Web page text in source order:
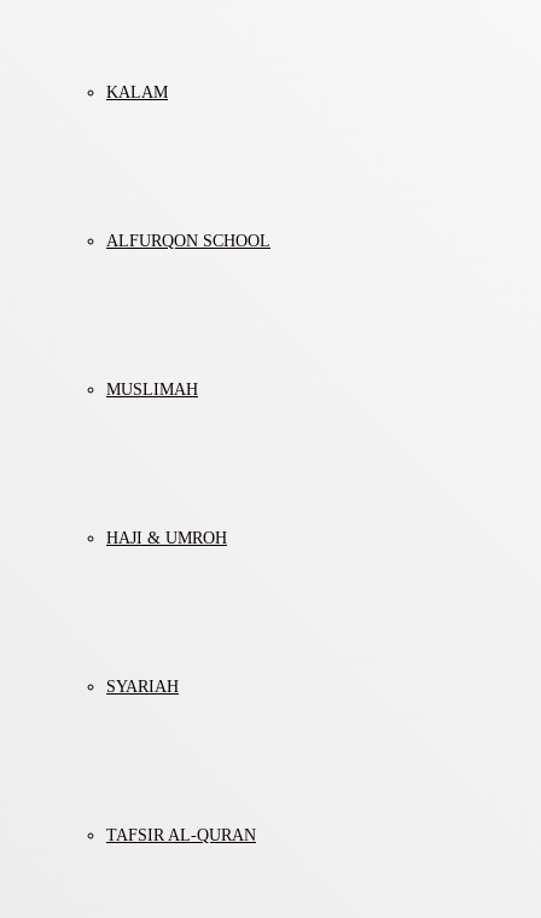
KALAM
ALFURQON SCHOOL
MUSLIMAH
HAJI & UMROH
SYARIAH
TAFSIR AL-QURAN